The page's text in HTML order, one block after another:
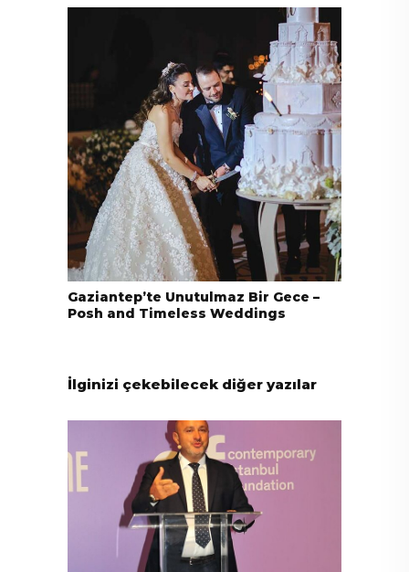
Gaziantep’te Unutulmaz Bir Gece –
Posh and Timeless Weddings
İlginizi çekebilecek diğer yazılar